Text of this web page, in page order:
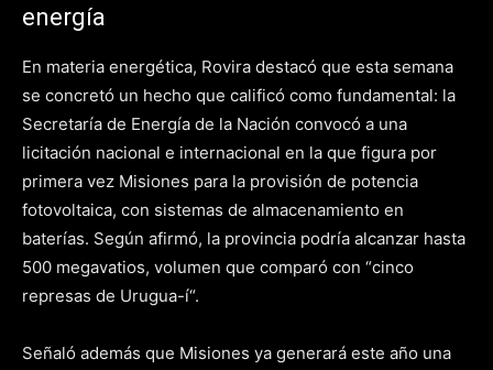
energía
En materia energética, Rovira destacó que esta semana
se concretó un hecho que calificó como fundamental: la
Secretaría de Energía de la Nación convocó a una
licitación nacional e internacional en la que figura por
primera vez Misiones para la provisión de potencia
fotovoltaica, con sistemas de almacenamiento en
baterías. Según afirmó, la provincia podría alcanzar hasta
500 megavatios, volumen que comparó con “cinco
represas de Urugua-í“.
Señaló además que Misiones ya generará este año una